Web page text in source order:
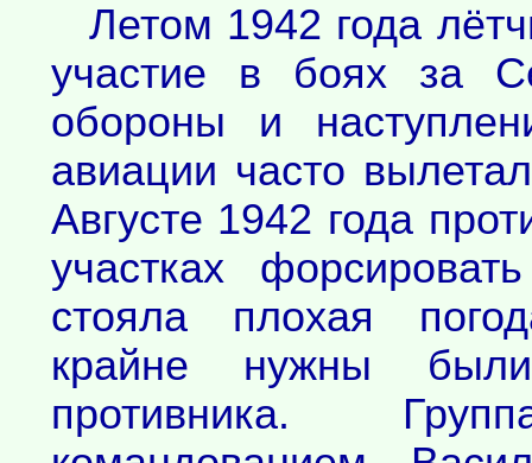
Летом 1942 года
участие в боях за
обороны и
авиации часто
Августе 1942 года
участках
стояла плохая
крайне нужны
противника.